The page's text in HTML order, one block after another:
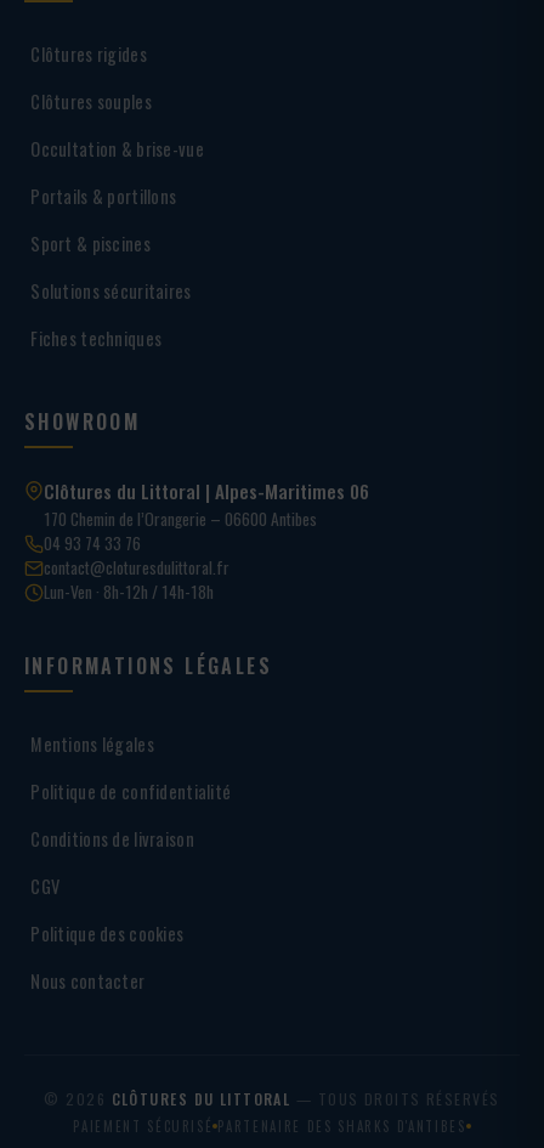
Clôtures rigides
Clôtures souples
Occultation & brise-vue
Portails & portillons
Sport & piscines
Solutions sécuritaires
Fiches techniques
SHOWROOM
Clôtures du Littoral | Alpes-Maritimes 06
170 Chemin de l’Orangerie – 06600 Antibes
04 93 74 33 76
contact@cloturesdulittoral.fr
Lun-Ven · 8h-12h / 14h-18h
INFORMATIONS LÉGALES
Mentions légales
Politique de confidentialité
Conditions de livraison
CGV
Politique des cookies
Nous contacter
© 2026 CLÔTURES DU LITTORAL — TOUS DROITS RÉSERVÉS
PAIEMENT SÉCURISÉ PARTENAIRE DES SHARKS D'ANTIBES